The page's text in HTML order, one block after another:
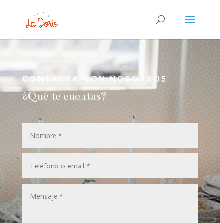
CONTACTA CON NOSOTROS
¿Qué te cuentas?